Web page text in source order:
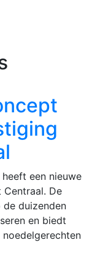
een nieuwe
De
duizenden
en biedt